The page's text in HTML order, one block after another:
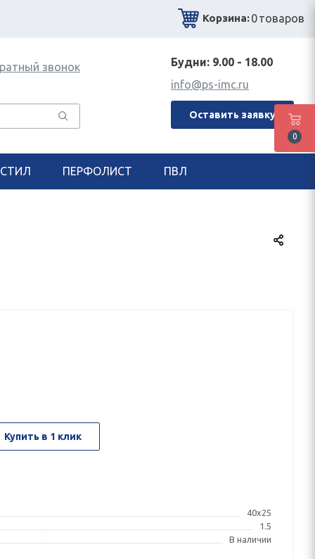
Корзина:0товаров
звонок
Будни: 9.00 - 18.00
info@ps-imc.ru
Оставить заявку
ПЕРФОЛИСТ ПВЛ
Купить в 1 клик
40x25
1.5
В наличии
0